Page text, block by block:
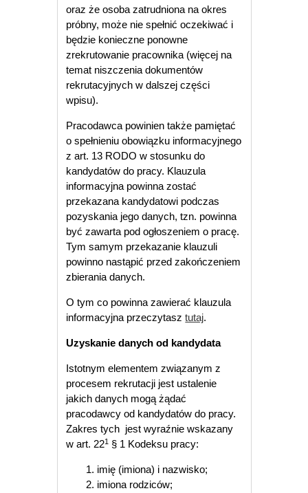
oraz że osoba zatrudniona na okres
próbny, może nie spełnić oczekiwać i
będzie konieczne ponowne
zrekrutowanie pracownika (więcej na
temat niszczenia dokumentów
rekrutacyjnych w dalszej części
wpisu).
Pracodawca powinien także pamiętać
o spełnieniu obowiązku informacyjnego
z art. 13 RODO w stosunku do
kandydatów do pracy. Klauzula
informacyjna powinna zostać
przekazana kandydatowi podczas
pozyskania jego danych, tzn. powinna
być zawarta pod ogłoszeniem o pracę.
Tym samym przekazanie klauzuli
powinno nastąpić przed zakończeniem
zbierania danych.
O tym co powinna zawierać klauzula
informacyjna przeczytasztutaj.
Uzyskanie danych od kandydata
Istotnym elementem związanym z
procesem rekrutacji jest ustalenie
jakich danych mogą żądać
pracodawcy od kandydatów do pracy.
Zakres tych jest wyraźnie wskazany
w art. 221 § 1 Kodeksu pracy:
imię (imiona) i nazwisko;
imiona rodziców;